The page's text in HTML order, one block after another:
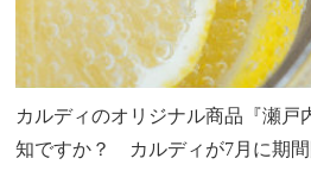
カルディのオリジナル商品『瀬戸
知ですか？ カルディが7月に期